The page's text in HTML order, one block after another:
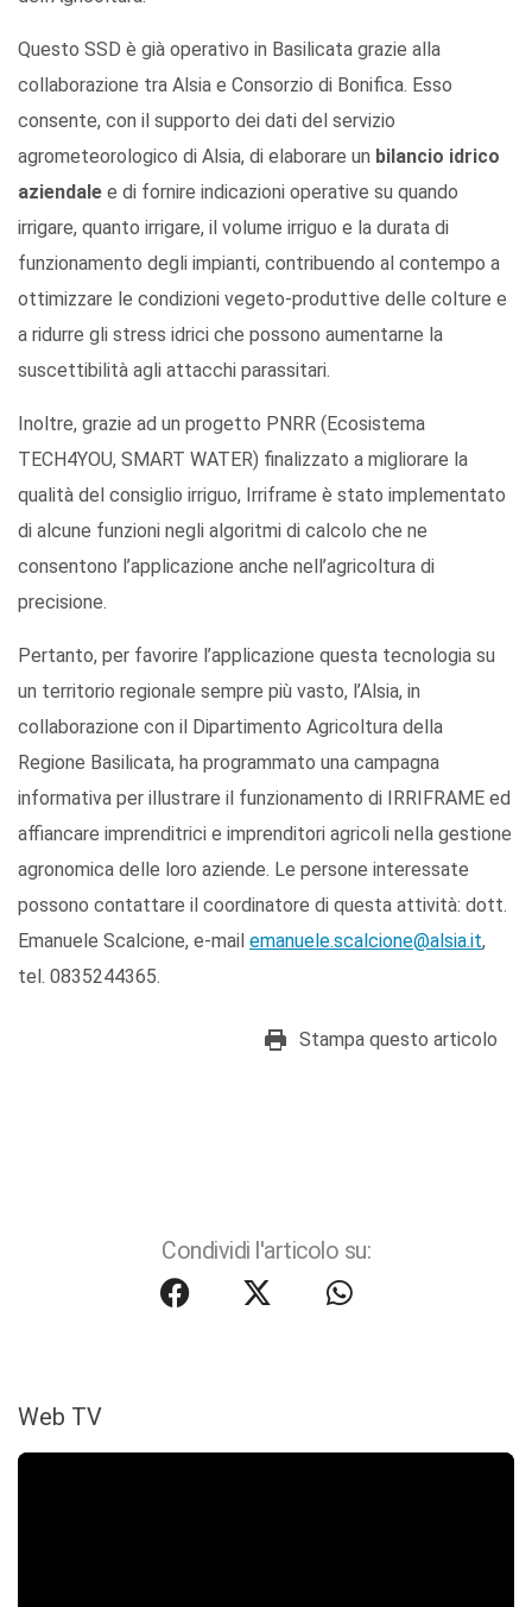
Questo SSD è già operativo in Basilicata grazie alla
collaborazione tra Alsia e Consorzio di Bonifica. Esso
consente, con il supporto dei dati del servizio
agrometeorologico di Alsia, di elaborare un bilancio idrico
aziendale e di fornire indicazioni operative su quando
irrigare, quanto irrigare, il volume irriguo e la durata di
funzionamento degli impianti, contribuendo al contempo a
ottimizzare le condizioni vegeto-produttive delle colture e
a ridurre gli stress idrici che possono aumentarne la
suscettibilità agli attacchi parassitari.
Inoltre, grazie ad un progetto PNRR (Ecosistema
TECH4YOU, SMART WATER) finalizzato a migliorare la
qualità del consiglio irriguo, Irriframe è stato implementato
di alcune funzioni negli algoritmi di calcolo che ne
consentono l’applicazione anche nell’agricoltura di
precisione.
Pertanto, per favorire l’applicazione questa tecnologia su
un territorio regionale sempre più vasto, l’Alsia, in
collaborazione con il Dipartimento Agricoltura della
Regione Basilicata, ha programmato una campagna
informativa per illustrare il funzionamento di IRRIFRAME ed
affiancare imprenditrici e imprenditori agricoli nella gestione
agronomica delle loro aziende. Le persone interessate
possono contattare il coordinatore di questa attività: dott.
Emanuele Scalcione, e-mail emanuele.scalcione@alsia.it,
tel. 0835244365.
Stampa questo articolo
Condividi l'articolo su:
Web TV